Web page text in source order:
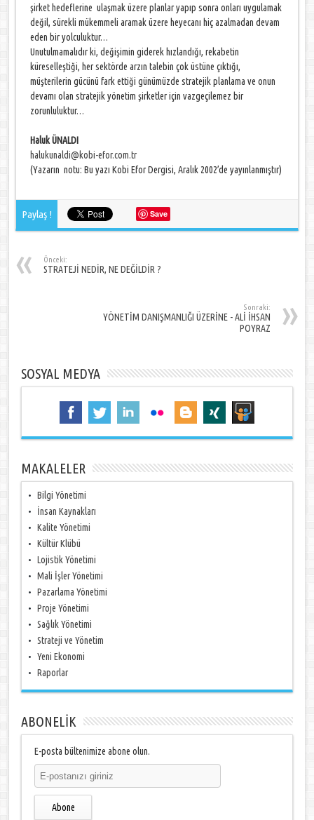
şirket hedeflerine ulaşmak üzere planlar yapıp sonra onları uygulamak
değil, sürekli mükemmeli aramak üzere heyecanı hiç azalmadan devam
eden bir yolculuktur…
Unutulmamalıdır ki, değişimin giderek hızlandığı, rekabetin
küreselleştiği, her sektörde arzın talebin çok üstüne çıktığı,
müşterilerin gücünü fark ettiği günümüzde stratejik planlama ve onun
devamı olan stratejik yönetim şirketler için vazgeçilemez bir
zorunluluktur…
Haluk ÜNALDI
halukunaldi@kobi-efor.com.tr
(Yazarın notu: Bu yazı Kobi Efor Dergisi, Aralık 2002’de yayınlanmıştır)
Paylaş ! Save
Önceki:
STRATEJİ NEDİR, NE DEĞİLDİR ?
Sonraki:
YÖNETİM DANIŞMANLIĞI ÜZERİNE - ALİ İHSAN
POYRAZ
SOSYAL MEDYA
MAKALELER
Bilgi Yönetimi
İnsan Kaynakları
Kalite Yönetimi
Kültür Klübü
Lojistik Yönetimi
Mali İşler Yönetimi
Pazarlama Yönetimi
Proje Yönetimi
Sağlık Yönetimi
Strateji ve Yönetim
Yeni Ekonomi
Raporlar
ABONELİK
E-posta bültenimize abone olun.
Abone